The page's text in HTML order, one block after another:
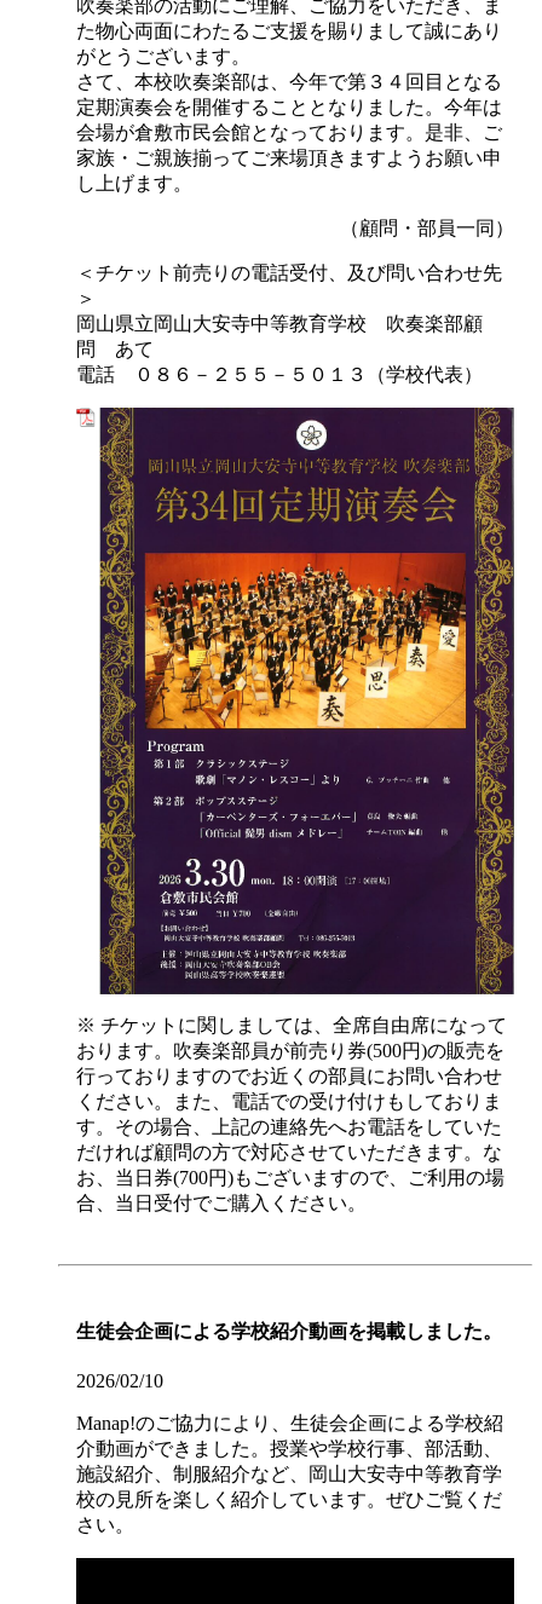
吹奏楽部の活動にご理解、ご協力をいただき、ま
た物心両面にわたるご支援を賜りまして誠にあり
がとうございます。
さて、本校吹奏楽部は、今年で第３４回目となる
定期演奏会を開催することとなりました。今年は
会場が倉敷市民会館となっております。是非、ご
家族・ご親族揃ってご来場頂きますようお願い申
し上げます。
（顧問・部員一同）
＜チケット前売りの電話受付、及び問い合わせ先
＞
岡山県立岡山大安寺中等教育学校 吹奏楽部顧
問 あて
電話 ０８６－２５５－５０１３（学校代表）
※ チケットに関しましては、全席自由席になって
おります。吹奏楽部員が前売り券(500円)の販売を
行っておりますのでお近くの部員にお問い合わせ
ください。また、電話での受け付けもしておりま
す。その場合、上記の連絡先へお電話をしていた
だければ顧問の方で対応させていただきます。な
お、当日券(700円)もございますので、ご利用の場
合、当日受付でご購入ください。
生徒会企画による学校紹介動画を掲載しました。
2026/02/10
Manap!のご協力により、生徒会企画による学校紹
介動画ができました。授業や学校行事、部活動、
施設紹介、制服紹介など、岡山大安寺中等教育学
校の見所を楽しく紹介しています。ぜひご覧くだ
さい。